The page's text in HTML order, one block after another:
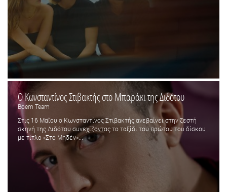
Ο Κωνσταντίνος Στιβακτής στο Μπαράκι της Διδότου
Boem Team
Στις 16 Μαΐου ο Κωνσταντίνος Στιβακτής ανεβαίνει στην ζεστή
σκηνή της Διδότου συνεχίζοντας το ταξίδι του πρώτου του δίσκου
με τίτλο «Στο Μηδέν»...